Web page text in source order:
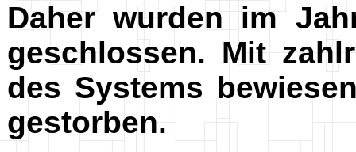
Daher wurden im
geschlossen. Mit
des Systems
gestorben.